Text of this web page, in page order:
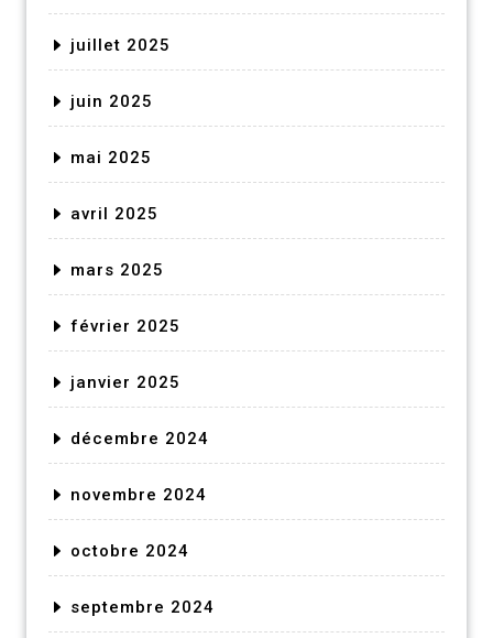
juillet 2025
juin 2025
mai 2025
avril 2025
mars 2025
février 2025
janvier 2025
décembre 2024
novembre 2024
octobre 2024
septembre 2024